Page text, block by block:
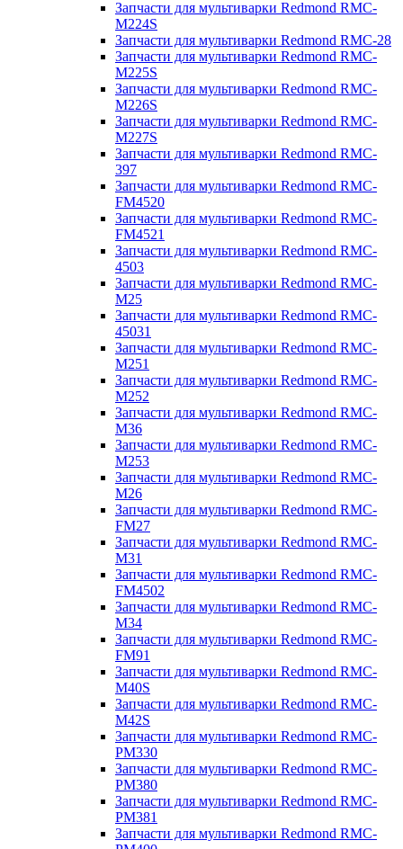
Запчасти для мультиварки Redmond RMC-
M224S
Запчасти для мультиварки Redmond RMC-28
Запчасти для мультиварки Redmond RMC-
M225S
Запчасти для мультиварки Redmond RMC-
M226S
Запчасти для мультиварки Redmond RMC-
M227S
Запчасти для мультиварки Redmond RMC-
397
Запчасти для мультиварки Redmond RMC-
FM4520
Запчасти для мультиварки Redmond RMC-
FM4521
Запчасти для мультиварки Redmond RMC-
4503
Запчасти для мультиварки Redmond RMC-
M25
Запчасти для мультиварки Redmond RMC-
45031
Запчасти для мультиварки Redmond RMC-
M251
Запчасти для мультиварки Redmond RMC-
M252
Запчасти для мультиварки Redmond RMC-
M36
Запчасти для мультиварки Redmond RMC-
M253
Запчасти для мультиварки Redmond RMC-
M26
Запчасти для мультиварки Redmond RMC-
FM27
Запчасти для мультиварки Redmond RMC-
M31
Запчасти для мультиварки Redmond RMC-
FM4502
Запчасти для мультиварки Redmond RMC-
M34
Запчасти для мультиварки Redmond RMC-
FM91
Запчасти для мультиварки Redmond RMC-
M40S
Запчасти для мультиварки Redmond RMC-
M42S
Запчасти для мультиварки Redmond RMC-
PM330
Запчасти для мультиварки Redmond RMC-
PM380
Запчасти для мультиварки Redmond RMC-
PM381
Запчасти для мультиварки Redmond RMC-